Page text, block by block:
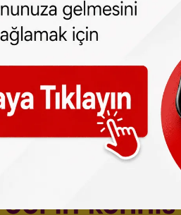
isyanlarında yüze
cezaevlerinde güvenliğin